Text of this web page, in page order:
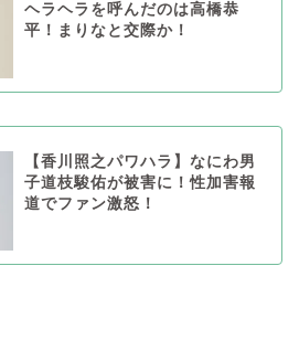
ヘラヘラを呼んだのは高橋恭
平！まりなと交際か！
【香川照之パワハラ】なにわ男
子道枝駿佑が被害に！性加害報
道でファン激怒！